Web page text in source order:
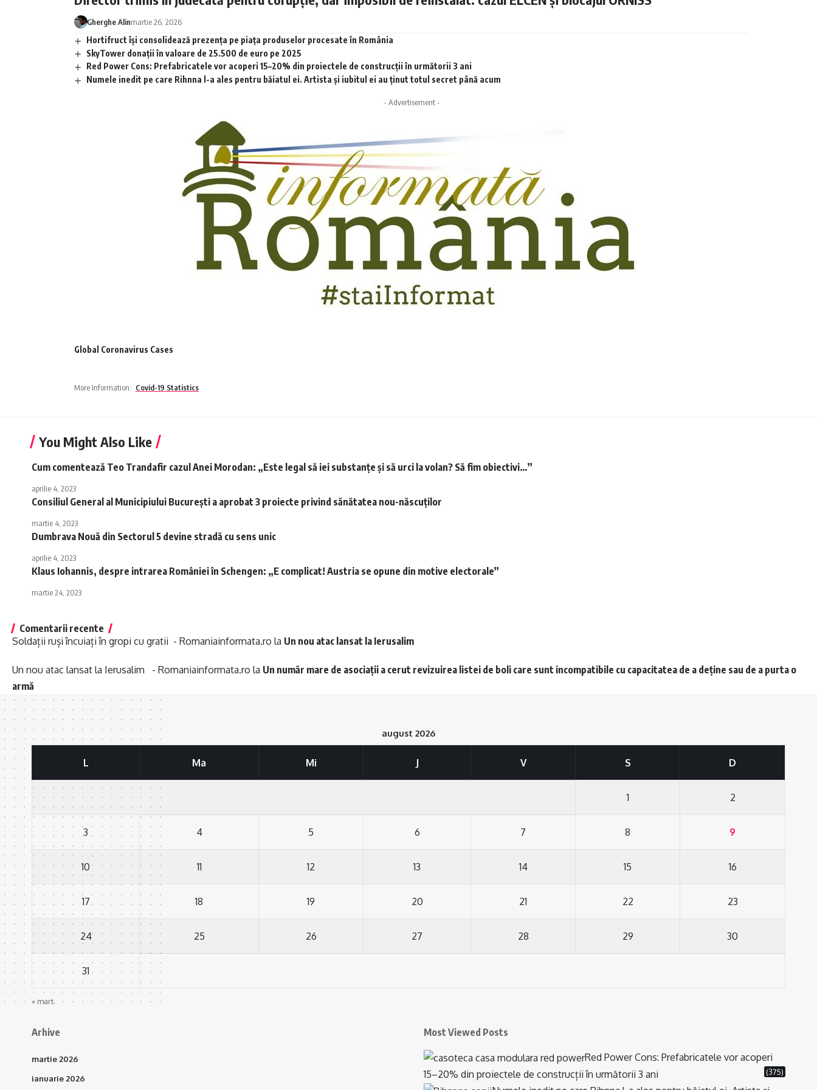
Gherghe Alinmartie 26, 2026
Hortifruct își consolidează prezența pe piața produselor procesate în România
SkyTower donații în valoare de 25.500 de euro pe 2025
Red Power Cons: Prefabricatele vor acoperi 15–20% din proiectele de construcții în următorii 3 ani
Numele inedit pe care Rihnna l-a ales pentru băiatul ei. Artista și iubitul ei au ținut totul secret până acum
- Advertisement -
Global Coronavirus Cases
More Information: Covid-19 Statistics
You Might Also Like
Cum comentează Teo Trandafir cazul Anei Morodan: „Este legal să iei substanțe și să urci la volan? Să fim obiectivi…”
aprilie 4, 2023
Consiliul General al Municipiului București a aprobat 3 proiecte privind sănătatea nou-născuților
martie 4, 2023
Dumbrava Nouă din Sectorul 5 devine stradă cu sens unic
aprilie 4, 2023
Klaus Iohannis, despre intrarea României în Schengen: „E complicat! Austria se opune din motive electorale”
martie 24, 2023
Comentarii recente
Soldații ruși încuiați în gropi cu gratii - Romaniainformata.ro la Un nou atac lansat la Ierusalim
Un nou atac lansat la Ierusalim - Romaniainformata.ro la Un număr mare de asociații a cerut revizuirea listei de boli care sunt incompatibile cu capacitatea de a deține sau de a purta o
armă
august 2026
L Ma Mi J V S D
1 2
3 4 5 6 7 8 9
10 11 12 13 14 15 16
17 18 19 20 21 22 23
24 25 26 27 28 29 30
31
« mart.
Arhive
martie 2026
ianuarie 2026
Most Viewed Posts
Red Power Cons: Prefabricatele vor acoperi
15–20% din proiectele de construcții în următorii 3 ani
(375)